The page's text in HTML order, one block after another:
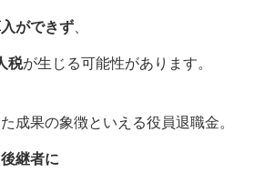
ができず
税が生じる可能性があります。
成果の象徴といえる役員退職金。
継者に